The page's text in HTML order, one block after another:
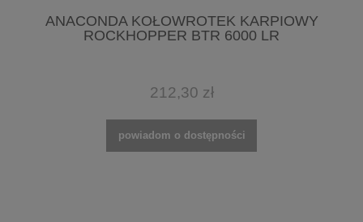
ANACONDA KOŁOWROTEK KARPIOWY
ROCKHOPPER BTR 6000 LR
212,30 zł
powiadom o dostępności